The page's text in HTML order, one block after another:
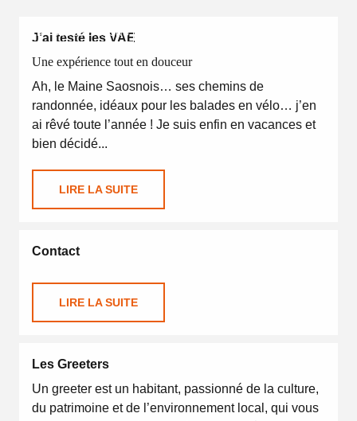
EN TOUTES SAISONS
J’ai testé les VAE
Une expérience tout en douceur
Ah, le Maine Saosnois… ses chemins de
randonnée, idéaux pour les balades en vélo… j’en
ai rêvé toute l’année ! Je suis enfin en vacances et
bien décidé...
LIRE LA SUITE
Contact
LIRE LA SUITE
Les Greeters
Un greeter est un habitant, passionné de la culture,
du patrimoine et de l’environnement local, qui vous